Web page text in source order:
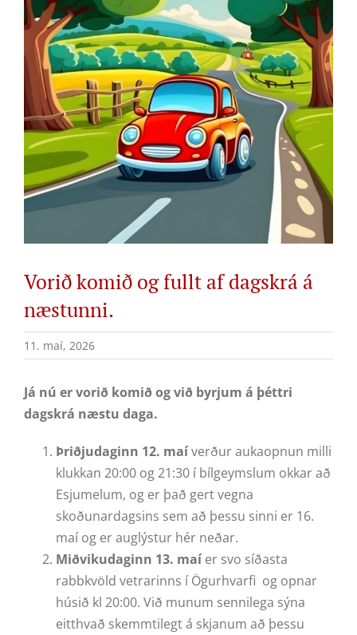
Larger
Image
Vorið komið og fullt af dagskrá á
næstunni.
11. maí, 2026
Já nú er vorið komið og við byrjum á þéttri
dagskrá næstu daga.
Þriðjudaginn 12. maíverður aukaopnun milli
klukkan 20:00 og 21:30 í bílgeymslum okkar að
Esjumelum, og er það gert vegna
skoðunardagsins sem að þessu sinni er 16.
maí og er auglýstur hér neðar.
Miðvikudaginn 13. maíer svo síðasta
rabbkvöld vetrarinns í Ögurhvarfi og opnar
húsið kl 20:00. Við munum sennilega sýna
eitthvað skemmtilegt á skjanum að þessu